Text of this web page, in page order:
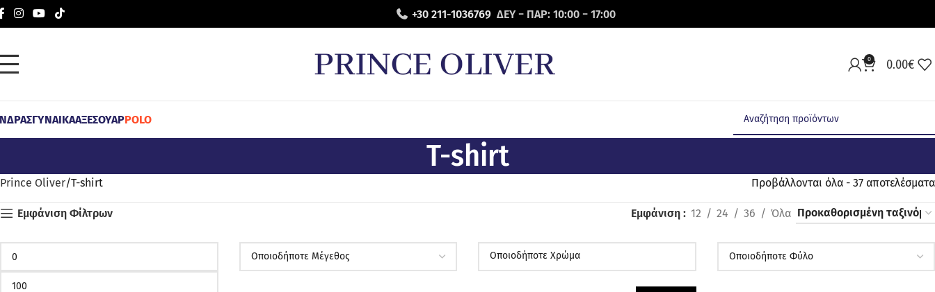
+30 211-1036769 ΔΕΥ − ΠΑΡ: 10:00 − 17:00
0 0.00€
ΓΥΝΑΙΚΑΑΞΕΣΟΥΑΡPOLO
T-shirt
Prince Oliver T-shirt Προβάλλονται όλα - 37 αποτελέσματα
Εμφάνιση Φίλτρων Εμφάνιση 12 24 36 Όλα